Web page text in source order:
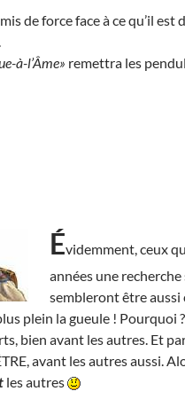
de force face à ce qu’il est
à-l’Âme» remettra les
Évidemment, ceux
années une
sembleront être aussi
plein la gueule ! Pourquoi ?
bien avant les autres. Et
avant les autres aussi.
les autres